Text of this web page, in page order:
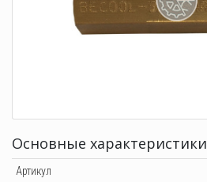
Основные характеристики
Артикул